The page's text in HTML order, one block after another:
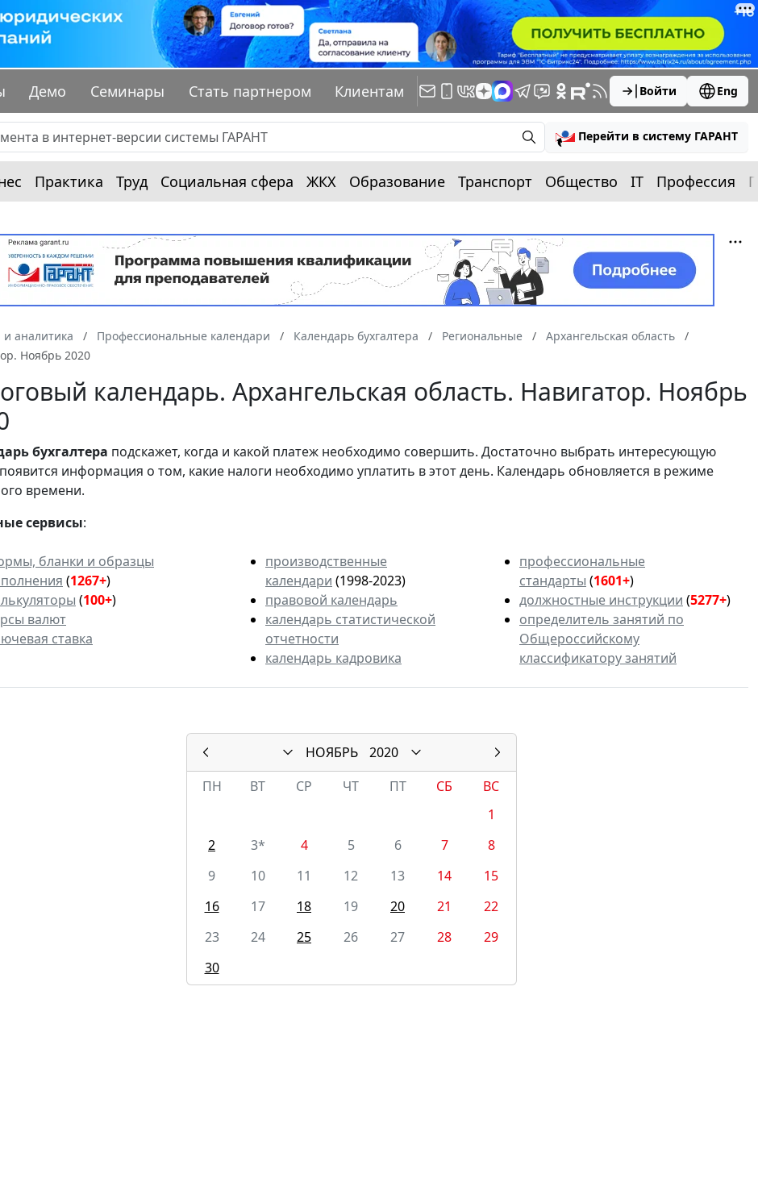
Демо Семинары Стать партнером Клиентам Войти Eng
Перейти в систему ГАРАНТ
Практика Труд Социальная сфера ЖКХ Образование Транспорт Общество IT Профессия
и аналитика Профессиональные календари Календарь бухгалтера Региональные
Архангельская область
Ноябрь 2020
календарь. Архангельская область. Навигатор. Ноябрь
бухгалтера подскажет, когда и какой платеж необходимо совершить. Достаточно выбрать интересующую
информация о том, какие налоги необходимо уплатить в этот день. Календарь обновляется в режиме
времени.
сервисы:
бланки и образцы
(1267+)
(100+)
валют
ставка
производственные
календари (1998-2023)
правовой календарь
календарь статистической
отчетности
календарь кадровика
профессиональные
стандарты (1601+)
должностные инструкции (5277+)
определитель занятий по
Общероссийскому
классификатору занятий
НОЯБРЬ
2020
ПН
ВТ СР ЧТ ПТ СБ
ВС
1
2
3* 4 5 6 7
8
9
10 11 12 13 14
15
16
17 18 19 20 21
22
23
24 25 26 27 28
29
30